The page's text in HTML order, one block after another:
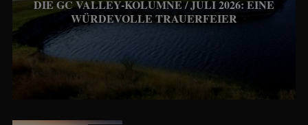
DIE GC VALLEY-KOLUMNE / JULI 2026: EINE
WÜRDEVOLLE TRAUERFEIER